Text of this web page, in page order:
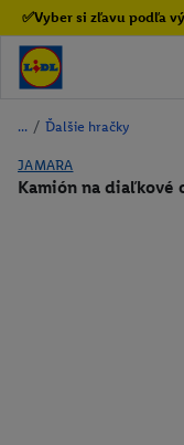
✅Vyber si zľavu podľa
/ Ďalšie hračky
JAMARA
Kamión na diaľkové